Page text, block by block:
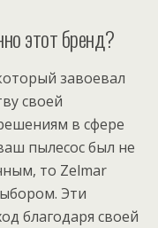
этот бренд?
завоевал
своей
в сфере
пылесос был не
то Zelmаr
Эти
благодаря своей